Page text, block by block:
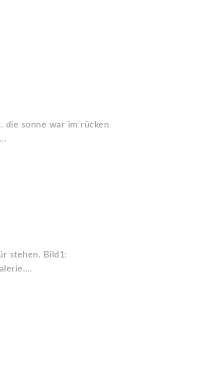
die sonne war im rücken
stehen. Bild1: